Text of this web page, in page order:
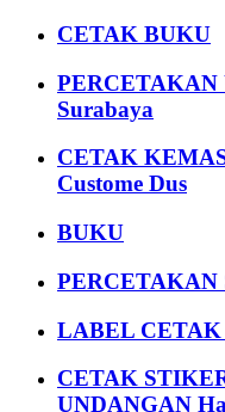
CETAK BUKU
Surabaya
CETAK
Custome Dus
BUKU
PERCETAKAN
LABEL CETAK
CETAK
UNDANGAN